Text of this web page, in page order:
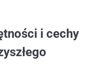
i cechy